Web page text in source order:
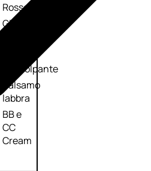
Rossetto
Gloss
Rimpolpante
Balsamo
labbra
BB e
CC
Cream